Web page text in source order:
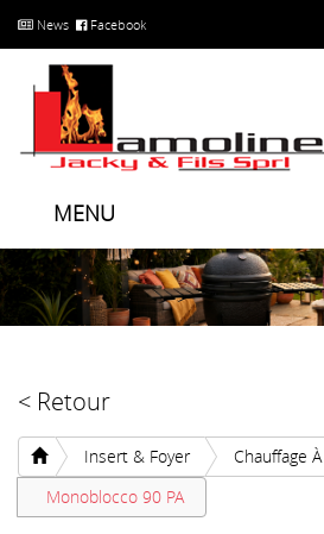
News Facebook
MENU
< Retour
Insert & Foyer
Chauffage
Monoblocco 90 PA